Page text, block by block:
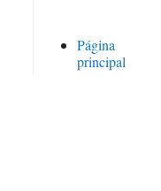
Página
principal